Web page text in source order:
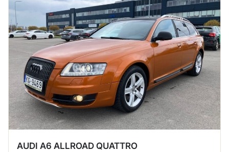
AUDI A6 ALLROAD QUATTRO